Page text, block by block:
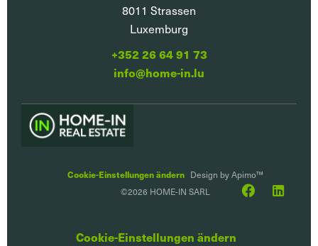
8011 Strassen
Luxemburg
+352 26 64 91 73
info@home-in.lu
Cookie-Einstellungen ändern Design byApimo™
©2026 HOME-IN SARL
Cookie-Einstellungen ändern